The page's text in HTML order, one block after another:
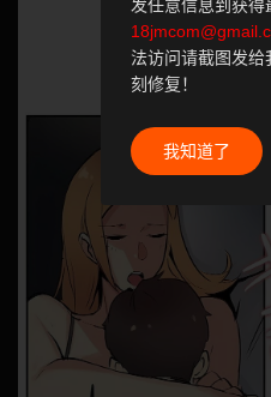
发任意信息到获得
法访问请截图发给
刻修复！
我知道了